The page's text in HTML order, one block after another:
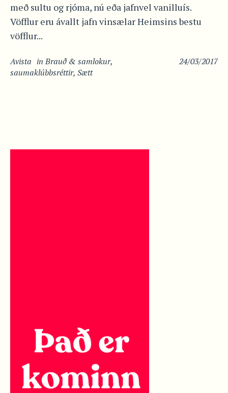
með sultu og rjóma, nú eða jafnvel vanilluís.
Vöfflur eru ávallt jafn vinsælar Heimsins bestu
vöfflur...
24/03/2017
Avista inBrauð & samlokur,
saumaklúbbsréttir, Sætt